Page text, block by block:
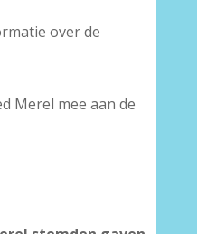
over de
Merel mee aan de